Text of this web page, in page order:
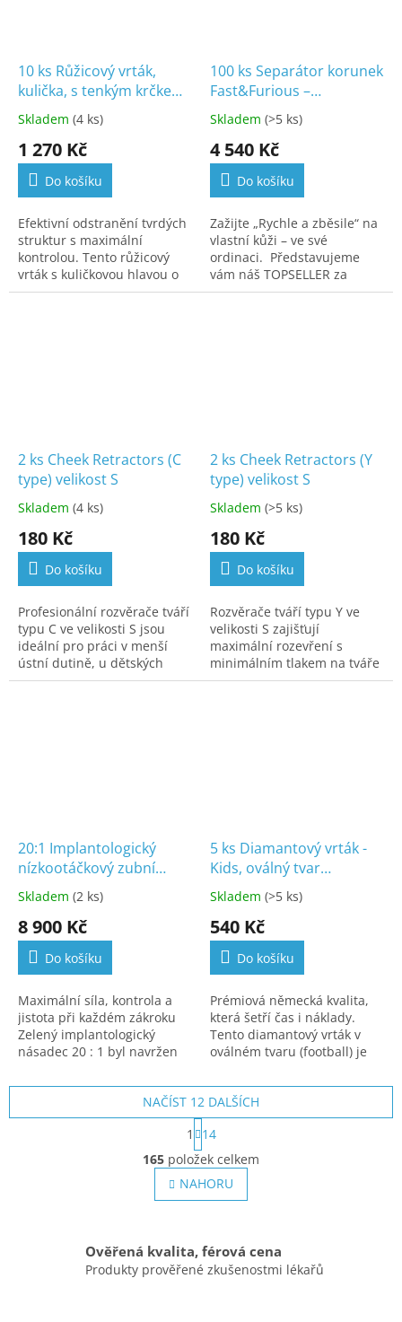
10 ks Růžicový vrták,
kulička, s tenkým krčkem,
s příčným ostřím,
C.1SXM.021.RA
Skladem (4 ks)
1 270 Kč
Do košíku
Efektivní odstranění tvrdých
struktur s maximální
kontrolou. Tento růžicový
vrták s kuličkovou hlavou o
průměru 2,1 mm a zúženým
100 ks Separátor korunek
Fast&Furious –
vysokorychlostní řezací
brousek pro odstranění
korunek, můstků a
amalgámu
Skladem (>5 ks)
4 540 Kč
Do košíku
Zažijte „Rychle a zběsile“ na
vlastní kůži – ve své
ordinaci. Představujeme
vám náš TOPSELLER za
nejlepší cenu. Fast&Furious
2 ks Cheek Retractors (C
type) velikost S
Skladem (4 ks)
180 Kč
Do košíku
Profesionální rozvěrače tváří
typu C ve velikosti S jsou
ideální pro práci v menší
ústní dutině, u dětských
pacientů nebo při potřebě
2 ks Cheek Retractors (Y
type) velikost S
Skladem (>5 ks)
180 Kč
Do košíku
Rozvěrače tváří typu Y ve
velikosti S zajišťují
maximální rozevření s
minimálním tlakem na tváře
pacienta. Jejich tvar
20:1 Implantologický
nízkootáčkový zubní
násadec se světlem (G-
326)
Skladem (2 ks)
8 900 Kč
Do košíku
Maximální síla, kontrola a
jistota při každém zákroku
Zelený implantologický
násadec 20 : 1 byl navržen
vysoký točivý moment a
5 ks Diamantový vrták -
Kids, oválný tvar
(football),
D.379.023.F.FGS
Skladem (>5 ks)
540 Kč
Do košíku
Prémiová německá kvalita,
která šetří čas i náklady.
Tento diamantový vrták v
oválném tvaru (football) je
použití u dětských pacientů
– kratší celková...
O
v
l
á
c
í
NAČÍST 12 DALŠÍCH
S
t
r
á
n
k
á
n
í
1
14
165 položek celkem
NAHORU
Ověřená kvalita, férová cena
Produkty prověřené zkušenostmi lékařů